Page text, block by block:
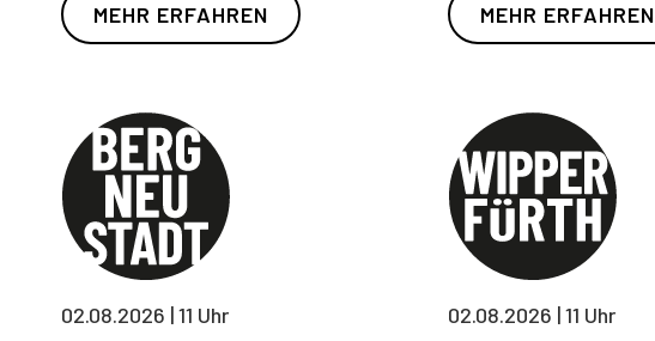
MEHR ERFAHREN MEHR ERFAHREN
02.08.2026 | 11 Uhr
02.08.2026 | 11 Uhr